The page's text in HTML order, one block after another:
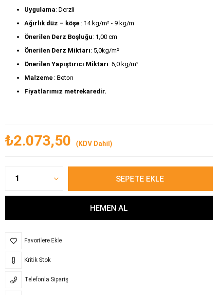
Uygulama: Derzli
Ağırlık düz – köşe : 14 kg/m² - 9 kg/m
Önerilen Derz Boşluğu: 1,00 cm
Önerilen Derz Miktarı: 5,0kg/m²
Önerilen Yapıştırıcı Miktarı: 6,0 kg/m²
Malzeme : Beton
Fiyatlarımız metrekaredir.
₺2.073,50 (KDV Dahil)
Favorilere Ekle
Kritik Stok
Telefonla Sipariş